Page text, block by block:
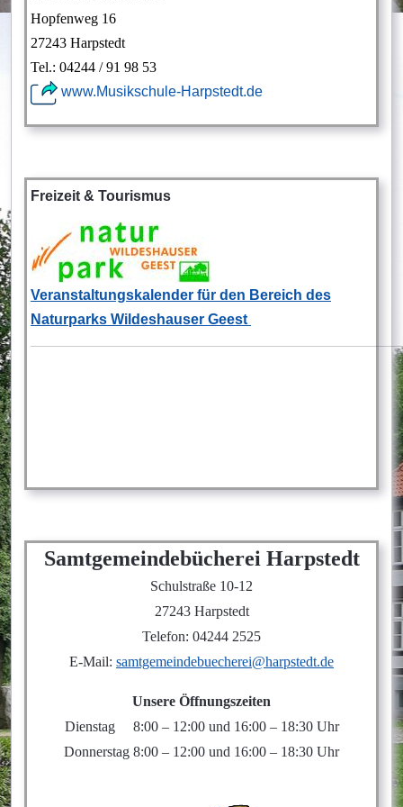
Hopfenweg 16
27243 Harpstedt
Tel.: 04244 / 91 98 53
www.Musikschule-Harpstedt.de
Freizeit & Tourismus
Veranstaltungskalender für den Bereich des
Naturparks Wildeshauser Geest
Samtgemeindebücherei Harpstedt
Schulstraße 10-12
27243 Harpstedt
Telefon: 04244 2525
E-Mail: samtgemeindebuecherei@harpstedt.de
Unsere Öffnungszeiten
Dienstag 8:00 – 12:00 und 16:00 – 18:30 Uhr
Donnerstag 8:00 – 12:00 und 16:00 – 18:30 Uhr